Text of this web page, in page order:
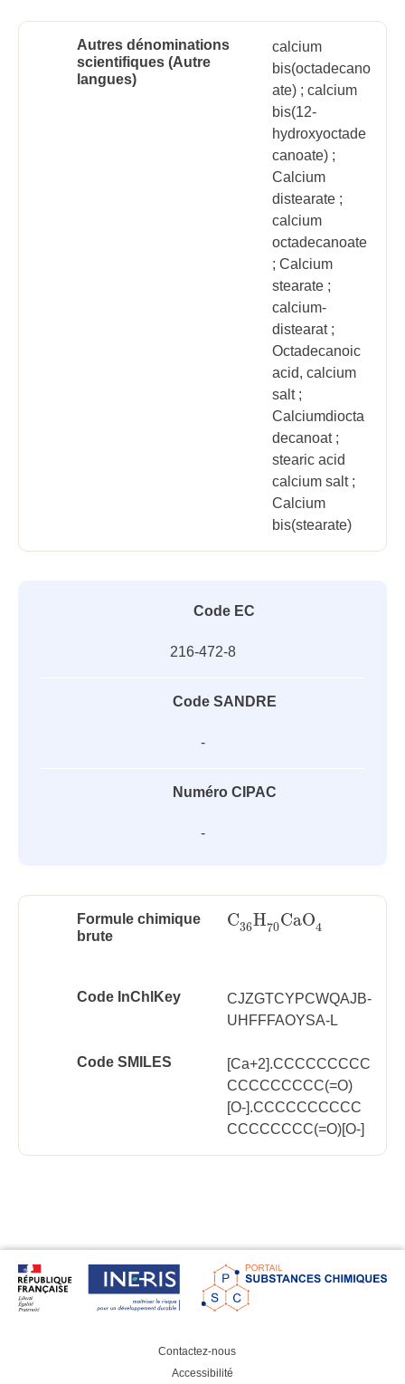
Autres dénominations
scientifiques (Autre
langues)
calcium
bis(octadecano
ate) ; calcium
bis(12-
hydroxyoctade
canoate) ;
Calcium
distearate ;
calcium
octadecanoate
; Calcium
stearate ;
calcium-
distearat ;
Octadecanoic
acid, calcium
salt ;
Calciumdiocta
decanoat ;
stearic acid
calcium salt ;
Calcium
bis(stearate)
Code EC
216-472-8
Code SANDRE
-
Numéro CIPAC
-
Formule chimique
brute
C36H70CaO4
C36H70CaO4
Code InChlKey
CJZGTCYPCWQAJB-
UHFFFAOYSA-L
Code SMILES
[Ca+2].CCCCCCCCC
CCCCCCCCC(=O)
[O-].CCCCCCCCCC
CCCCCCCC(=O)[O-]
Contactez-nous
Accessibilité